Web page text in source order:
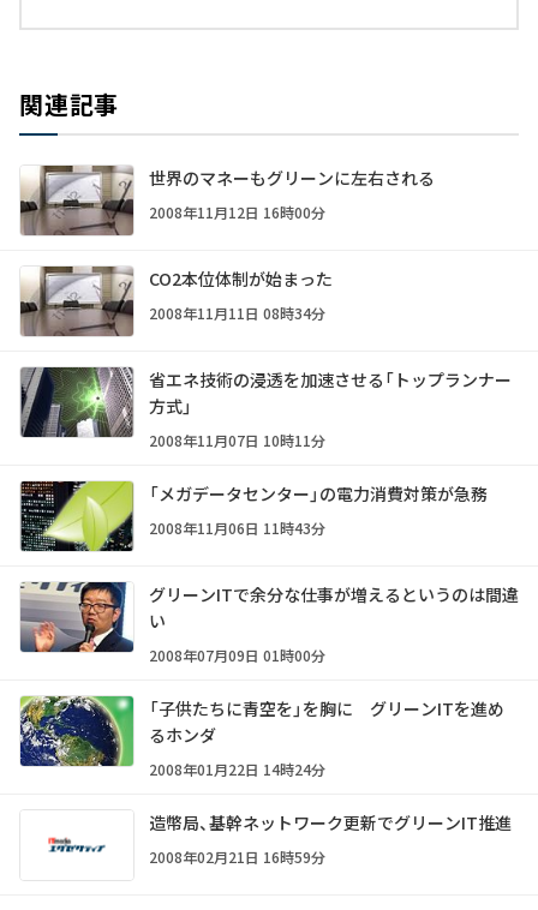
関連記事
世界のマネーもグリーンに左右される
2008年11月12日 16時00分
CO2本位体制が始まった
2008年11月11日 08時34分
省エネ技術の浸透を加速させる「トップランナー
方式」
2008年11月07日 10時11分
「メガデータセンター」の電力消費対策が急務
2008年11月06日 11時43分
グリーンITで余分な仕事が増えるというのは間違
い
2008年07月09日 01時00分
「子供たちに青空を」を胸に グリーンITを進め
るホンダ
2008年01月22日 14時24分
造幣局、基幹ネットワーク更新でグリーンIT推進
2008年02月21日 16時59分